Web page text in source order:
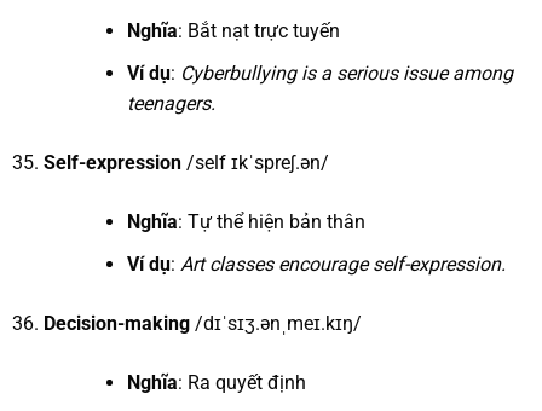
Nghĩa: Bắt nạt trực tuyến
Ví dụ: Cyberbullying is a serious issue among
teenagers.
Self-expression/self ɪkˈspreʃ.ən/
Nghĩa: Tự thể hiện bản thân
Ví dụ: Art classes encourage self-expression.
Decision-making/dɪˈsɪʒ.ənˌmeɪ.kɪŋ/
Nghĩa: Ra quyết định